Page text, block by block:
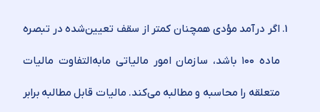
اگر درآمد مؤدی همچنان کمتر از سقف تعیین‌شده در تبصره
ماده ۱۰۰ باشد، سازمان امور مالیاتی مابه‌التفاوت مالیات
متعلقه را محاسبه و مطالبه می‌کند. مالیات قابل مطالبه برابر